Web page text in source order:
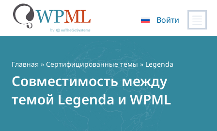
содержимому
Войти
Главная » Сертифицированные темы » Legenda
Совместимость между
темой Legenda и WPML